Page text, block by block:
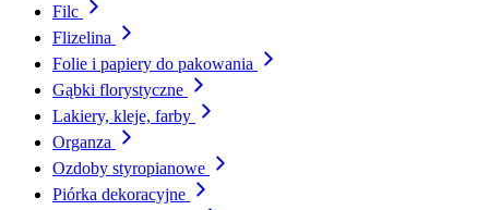
Filc
Flizelina
Folie i papiery do pakowania
Gąbki florystyczne
Lakiery, kleje, farby
Organza
Ozdoby styropianowe
Piórka dekoracyjne